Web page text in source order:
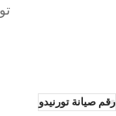
رقم صيانة تورنيدو